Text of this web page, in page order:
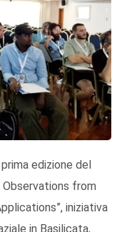
edizione del
Observations from
iniziativa
in Basilicata,